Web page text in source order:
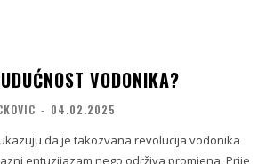
VODONIKA?
- 04.02.2025
da je takozvana revolucija vodonika
entuzijazam nego održiva promjena. Prije